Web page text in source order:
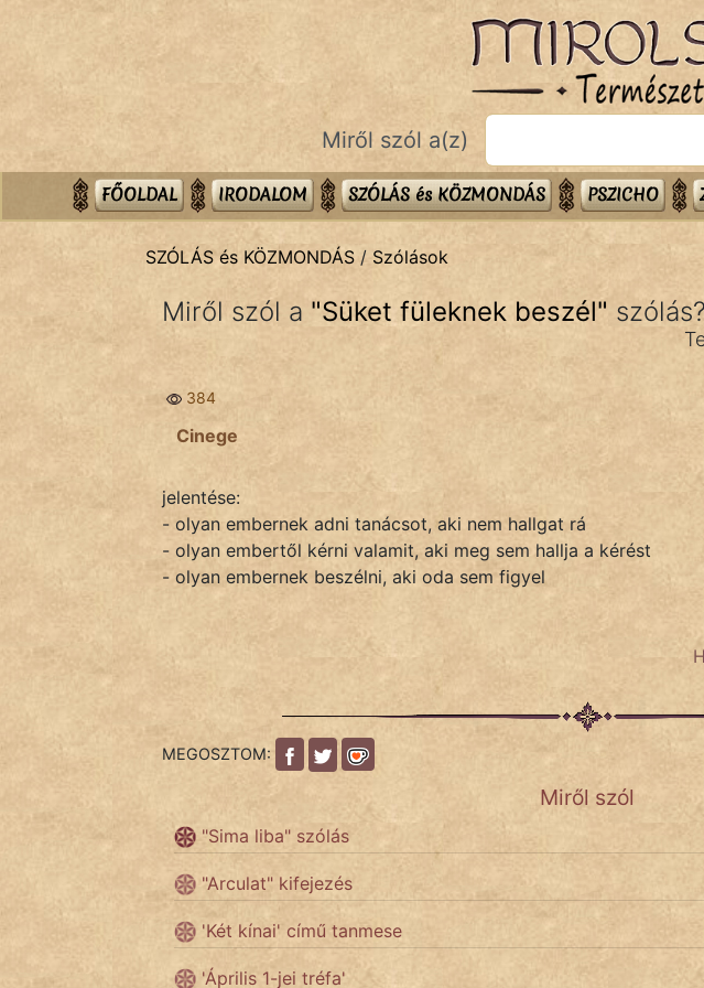
Bibliai
Közmondások
Szóláscsoportok
KÖZMONDÁS
FILM
Miről szól a(z)
FŐOLDAL IRODALOM SZÓLÁS és KÖZMONDÁS PSZICHO
SZÓLÁS és KÖZMONDÁS / Szólások
Miről szól a "Süket füleknek beszél" szólás?
384
Cinege
jelentése:
- olyan embernek adni tanácsot, aki nem hallgat rá
- olyan embertől kérni valamit, aki meg sem hallja a kérést
- olyan embernek beszélni, aki oda sem figyel
MEGOSZTOM:
Miről szól
"Sima liba" szólás
"Arculat" kifejezés
'Két kínai' című tanmese
'Április 1-jei tréfa'